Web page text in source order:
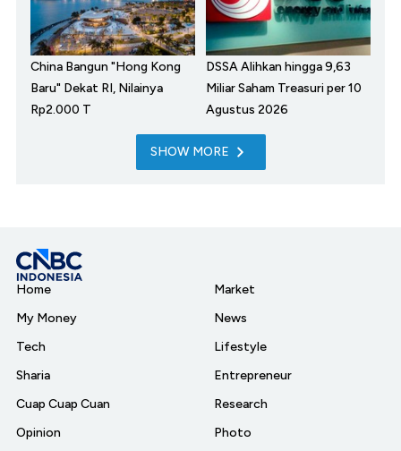
China Bangun "Hong Kong
Baru" Dekat RI, Nilainya
Rp2.000 T
DSSA Alihkan hingga 9,63
Miliar Saham Treasuri per 10
Agustus 2026
SHOW MORE
Home
My Money
Tech
Sharia
Cuap Cuap Cuan
Opinion
Market
News
Lifestyle
Entrepreneur
Research
Photo